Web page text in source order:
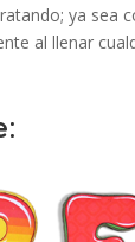
ya sea
al llenar